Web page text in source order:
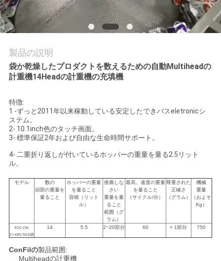
理
引
用
を
要
求
し
な
さ
地
図
製品の説明
袋か乾燥したプロダクトを数えるための自動Multiheadの
計重機14Headの計重機の充填機
特徴:
1 -ずっと2011年以来稼動している安定したできバスeletronicシ
ステム。
2- 10.1inch色のタッチ画面。
3- 標準保証2年および自由な生命時間サポート。
4- 二重折り返しが付いているホッパーの重量を量る2.5リット
ル。
モデル
数の
頭部の重量を
量ること
ホッパーの重量
を量ること
容積（リット
ル）
推薦しな
さい
重量を量
ること
範囲（グ
ラム）
最高。速度の重量
を量ること
（サイクル/分）
尊重された
正確さ
（グラム）
機械
重量
（およそ
Kg）
FCC CN
314RV 50D袋
14 5.5 2~20部分 60 + 1部分 750
ConFilの製品範囲:
Multiheadの計重機